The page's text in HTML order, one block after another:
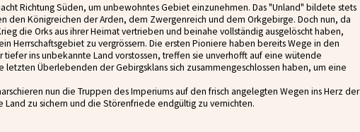
Richtung Süden, um unbewohntes Gebiet einzunehmen. Das "Unland" bildete stets
den Königreichen der Arden, dem Zwergenreich und dem Orkgebirge. Doch nun, da
die Orks aus ihrer Heimat vertrieben und beinahe vollständig ausgelöscht haben,
Herrschaftsgebiet zu vergrössern. Die ersten Pioniere haben bereits Wege in den
tiefer ins unbekannte Land vorstossen, treffen sie unverhofft auf eine wütende
letzten Überlebenden der Gebirgsklans sich zusammengeschlossen haben, um eine
nun die Truppen des Imperiums auf den frisch angelegten Wegen ins Herz der
Land zu sichern und die Störenfriede endgültig zu vernichten.